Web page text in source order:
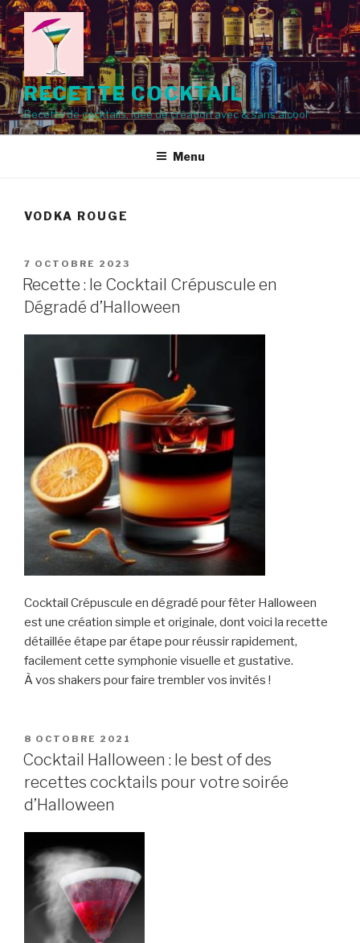
Aller
au
contenu
principal
RECETTE COCKTAIL
Recette de cocktails, idée de création avec & sans alcool
Menu
VODKA ROUGE
PUBLIÉ
LE
7 OCTOBRE 2023
Recette : le Cocktail Crépuscule en
Dégradé d’Halloween
Cocktail Crépuscule en dégradé pour fêter Halloween
est une création simple et originale, dont voici la recette
détaillée étape par étape pour réussir rapidement,
facilement cette symphonie visuelle et gustative.
À vos shakers pour faire trembler vos invités !
PUBLIÉ
LE
8 OCTOBRE 2021
Cocktail Halloween : le best of des
recettes cocktails pour votre soirée
d’Halloween